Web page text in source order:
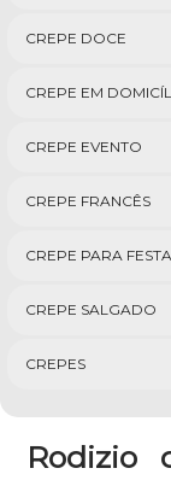
CREPE DOCE
CREPE EM
CREPE EVENTO
CREPE FRANCÊS
CREPE PARA FESTA
CREPE SALGADO
CREPES
Rodizio